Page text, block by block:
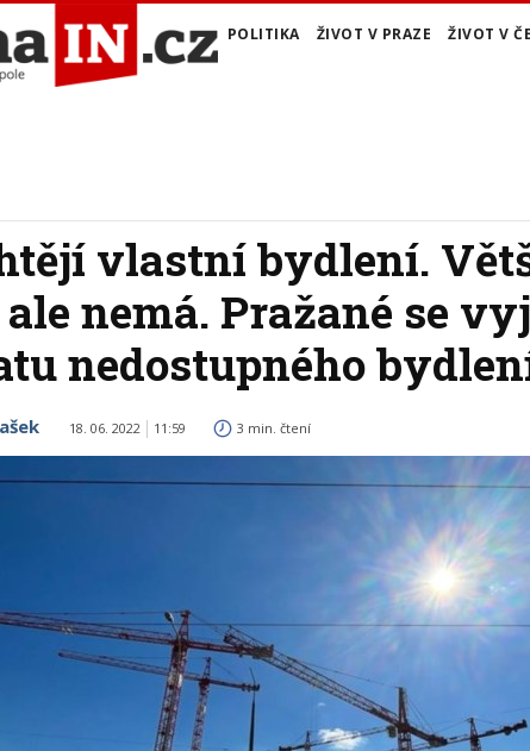
POLITIKA ŽIVOT V PRAZE ŽIVOT V
vlastní bydlení.
nemá. Pražané se
nedostupného
18. 06. 2022 11:59 3 min. čtení